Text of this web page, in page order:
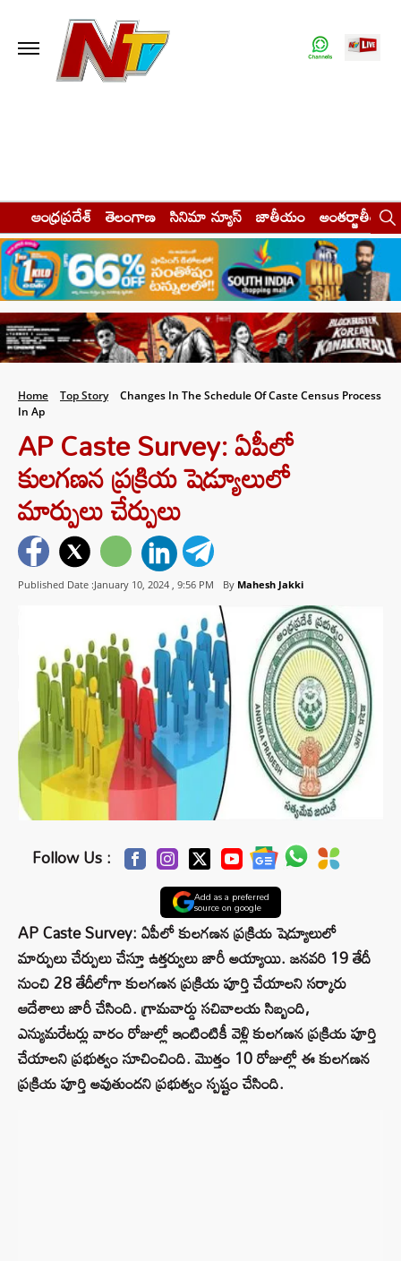
ఆంధ్రప్రదేశ్ తెలంగాణ సినిమా న్యూస్ జాతీయం అంతర్జాతీయం
Home Top Story
Changes In The Schedule Of Caste Census Process
In Ap
AP Caste Survey: ఏపీలో
కులగణన ప్రక్రియ షెడ్యూలులో
మార్పులు చేర్పులు
Published Date :January 10, 2024 , 9:56 PM By Mahesh Jakki
Follow Us :
Add as a preferred
source on google
AP Caste Survey: ఏపీలో కులగణన ప్రక్రియ షెడ్యూలులో
మార్పులు చేర్పులు చేస్తూ ఉత్తర్వులు జారీ అయ్యాయి. జనవరి 19 తేదీ
నుంచి 28 తేదీలోగా కులగణన ప్రక్రియ పూర్తి చేయాలని సర్కారు
ఆదేశాలు జారీ చేసింది. గ్రామవార్డు సచివాలయ సిబ్బంది,
ఎన్యుమరేటర్లు వారం రోజుల్లో ఇంటింటికీ వెళ్లి కులగణన ప్రక్రియ పూర్తి
చేయాలని ప్రభుత్వం సూచించింది. మొత్తం 10 రోజుల్లో ఈ కులగణన
ప్రక్రియ పూర్తి అవుతుందని ప్రభుత్వం స్పష్టం చేసింది.